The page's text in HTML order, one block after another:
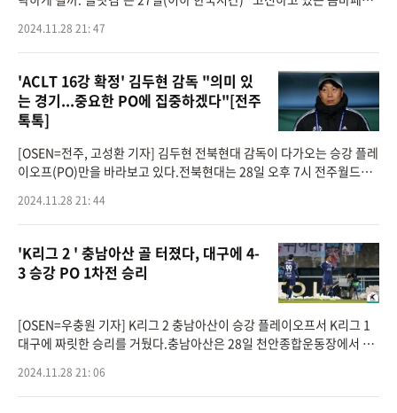
럼 보인다는 비
2024.11.28 21: 47
'ACLT 16강 확정' 김두현 감독 "의미 있
는 경기...중요한 PO에 집중하겠다"[전주
톡톡]
[OSEN=전주, 고성환 기자] 김두현 전북현대 감독이 다가오는 승강 플레
이오프(PO)만을 바라보고 있다.전북현대는 28일 오후 7시 전주월드컵
TWO(ACLT)H조조별리그 5차전에
2024.11.28 21: 44
'K리그 2 ' 충남아산 골 터졌다, 대구에 4-
3 승강 PO 1차전 승리
[OSEN=우충원 기자] K리그 2 충남아산이 승강 플레이오프서 K리그 1
대구에 짜릿한 승리를 거뒀다.충남아산은 28일 천안종합운동장에서 열
3으로 꺾었다. 내달 1일 2차
2024.11.28 21: 06